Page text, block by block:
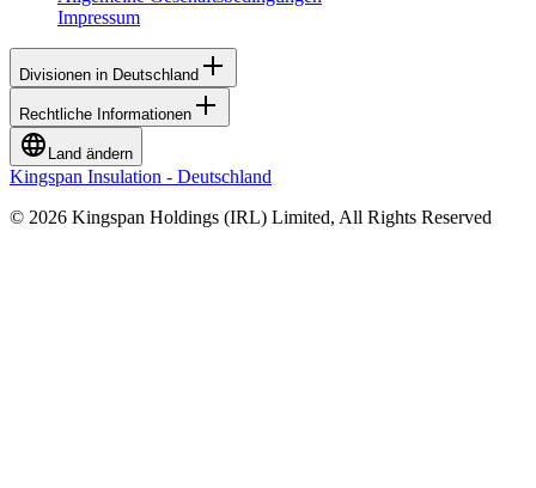
Impressum
Divisionen in Deutschland
Rechtliche Informationen
Land ändern
Kingspan Insulation - Deutschland
© 2026 Kingspan Holdings (IRL) Limited, All Rights Reserved